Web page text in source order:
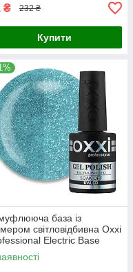
₴ 232 ₴
Купити
база із
світловідбивна Oxxi
Electric Base
зелена бірюза, 10 мл